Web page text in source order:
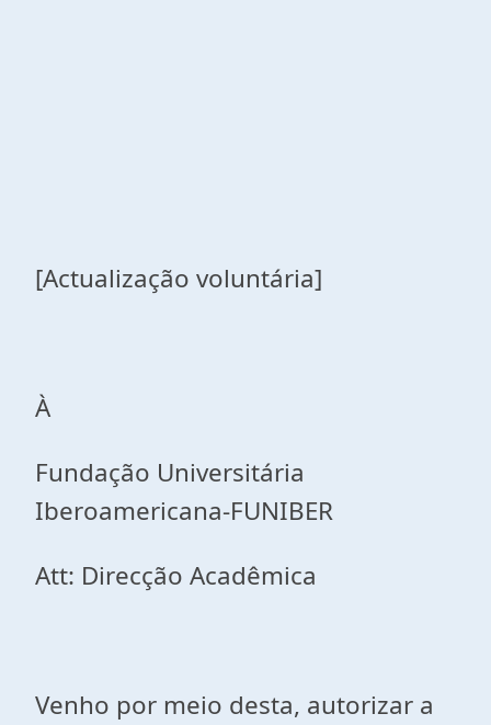
[Actualização voluntária]
À
Fundação Universitária
Iberoamericana-FUNIBER
Att: Direcção Acadêmica
Venho por meio desta, autorizar a